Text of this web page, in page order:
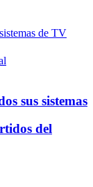
sus sistemas
del